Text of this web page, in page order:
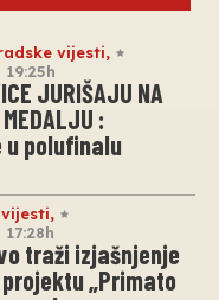
vijesti,
19:25h
JURIŠAJU NA
:
polufinalu
,
traži izjašnjenje
„Primato